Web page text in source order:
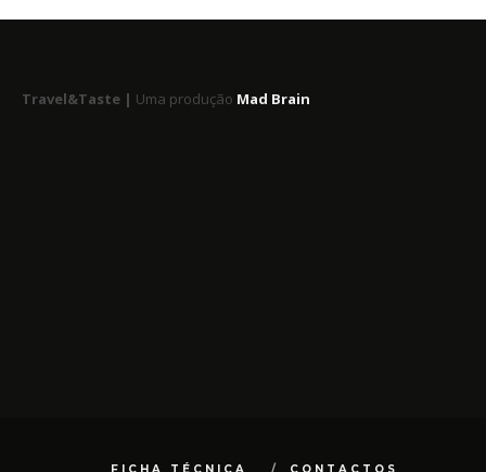
Travel&Taste | Uma produção Mad Brain